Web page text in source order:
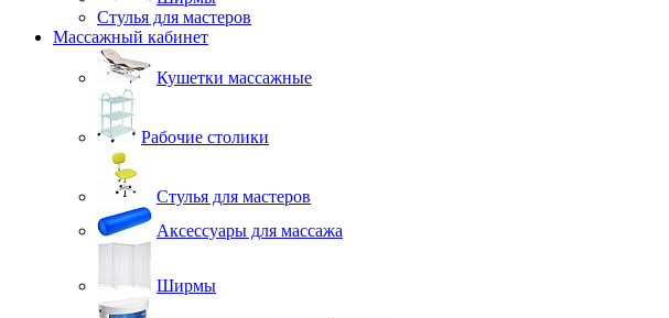
Стулья для мастеров
Массажный кабинет
Кушетки массажные
Рабочие столики
Стулья для мастеров
Аксессуары для массажа
Ширмы